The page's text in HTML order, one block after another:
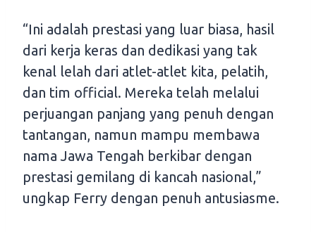
“Ini adalah prestasi yang luar biasa, hasil
dari kerja keras dan dedikasi yang tak
kenal lelah dari atlet-atlet kita, pelatih,
dan tim official. Mereka telah melalui
perjuangan panjang yang penuh dengan
tantangan, namun mampu membawa
nama Jawa Tengah berkibar dengan
prestasi gemilang di kancah nasional,”
ungkap Ferry dengan penuh antusiasme.